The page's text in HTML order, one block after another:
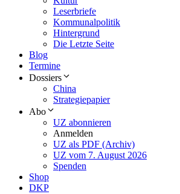
Leserbriefe
Kommunalpolitik
Hintergrund
Die Letzte Seite
Blog
Termine
Dossiers
China
Strategiepapier
Abo
UZ abonnieren
Anmelden
UZ als PDF (Archiv)
UZ vom 7. August 2026
Spenden
Shop
DKP